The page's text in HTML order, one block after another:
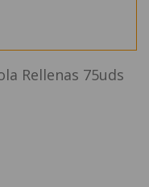
Rellenas 75uds